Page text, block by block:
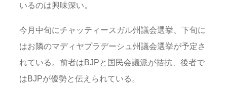
いるのは興味深い。
今月中旬にチャッティースガル州議会選挙、下旬に
はお隣のマディヤプラデーシュ州議会選挙が予定さ
れている。前者はBJPと国民会議派が拮抗、後者で
はBJPが優勢と伝えられている。